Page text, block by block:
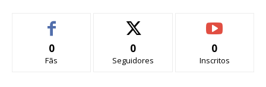
0
Fãs
0
Seguidores
0
Inscritos